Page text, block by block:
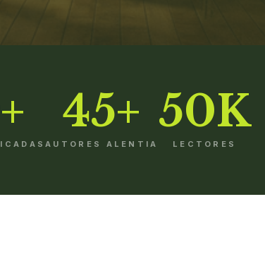
45+
AUTORES ALENTIA
50K
LECTORES